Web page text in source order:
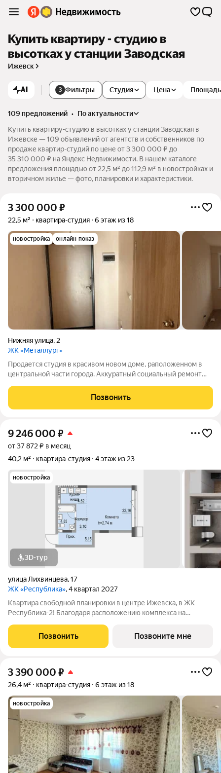
Купить квартиру - студию в
высотках у станции Заводская
Ижевск
AI 3 Фильтры Студия Цена Площадь
109 предложений •
по актуальности
Купить квартиру-студию в высотках у станции Заводская в
Ижевске — 109 объявлений от агентств и собственников по
продаже квартир-студий по цене от 3 300 000 ₽ до
35 310 000 ₽ на Яндекс Недвижимости. В нашем каталоге
предложения площадью от 22,5 м² до 112,9 м² в новостройках и
вторичном жилье — фото, планировки и характеристики.
3 300 000 ₽
22,5 м² квартира-студия 6 этаж из 18
новостройка онлайн показ
Нижняя улица, 2
ЖК «Металлург»
Продается студия в красивом новом доме, раположенном в
центральной части города. Аккуратный социальный ремонт
при продаже остается большой шкаф-купе. Один взрослый
собственник, никто не
Позвонить
9 246 000 ₽
от 37 872 ₽ в месяц
40,2 м²
квартира-студия 4 этаж из 23
новостройка
3D-тур
улица Лихвинцева,17
ЖК «Республика», 4 квартал 2027
Квартира свободной планировки в центре Ижевска, в ЖК
Республика-2! Благодаря расположению комплекса на
настоящему невероятными видовыми характеристиками. Из
окон квартир будут открываться
Позвонить Позвоните мне
3 390 000 ₽
26,4 м² квартира-студия 6 этаж из 18
новостройка